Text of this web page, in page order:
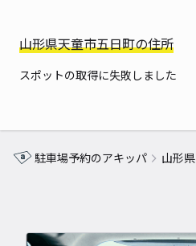
山形県天童市五日町の住所
スポットの取得に失敗しました
駐車場予約のアキッパ 山形県